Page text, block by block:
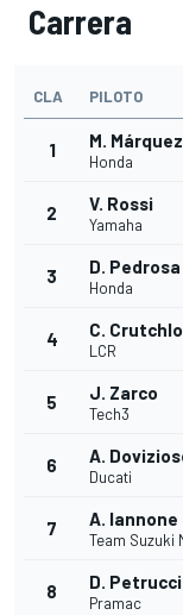
Carrera
CLA PILOTO
1 M. Márquez
Honda
2 V. Rossi
Yamaha
3 D. Pedrosa
Honda
4 C.
LCR
5 J. Zarco
Tech3
6 A.
Ducati
7 A. Iannone
Team Suzuki
8 D. Petrucci
Pramac